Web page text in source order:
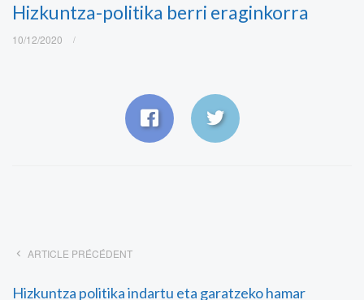
Hizkuntza-politika berri eraginkorra
10/12/2020
ARTICLE PRÉCÉDENT
Hizkuntza politika indartu eta garatzeko hamar